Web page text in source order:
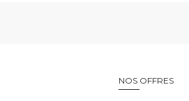
NOS OFFRES